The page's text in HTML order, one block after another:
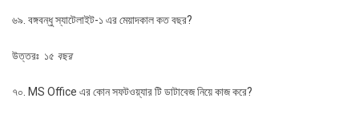
৬৯. বঙ্গবন্ধু স্যাটেলাইট-১ এর মেয়াদকাল কত বছর?
উত্তরঃ ১৫ বছর
৭০. MS Office এর কোন সফটওয়্যার টি ডাটাবেজ নিয়ে কাজ করে?